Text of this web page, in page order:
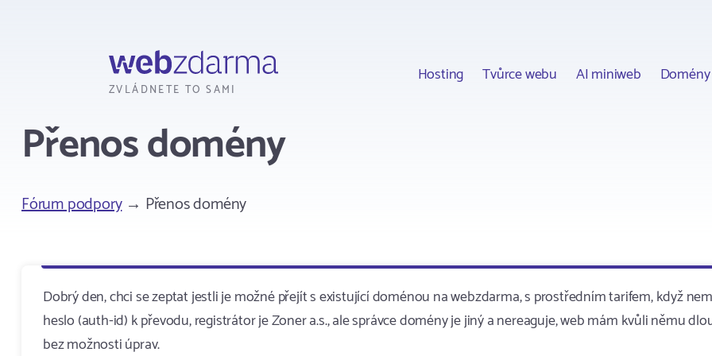
ZVLÁDNETE TO SAMI
Hosting Tvůrce webu AI miniweb Domény
Přenos domény
Fórum podpory→ Přenos domény
Dobrý den, chci se zeptat jestli je možné přejít s existující doménou na webzdarma, s prostředním tarifem, když
heslo (auth-id) k převodu, registrátor je Zoner a.s., ale správce domény je jiný a nereaguje, web mám kvůli němu
bez možnosti úprav.